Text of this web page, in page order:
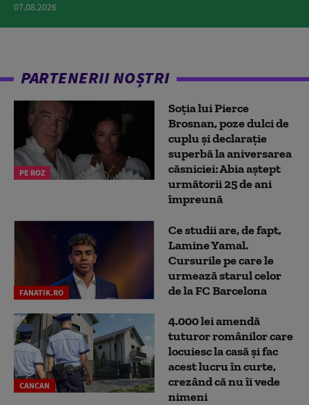
07.08.2026
PARTENERII NOȘTRI
PE ROZ
Soția lui Pierce
Brosnan, poze dulci de
cuplu și declarație
superbă la aniversarea
căsniciei: Abia aștept
următorii 25 de ani
împreună
FANATIK.RO
Ce studii are, de fapt,
Lamine Yamal.
Cursurile pe care le
urmează starul celor
de la FC Barcelona
CANCAN
4.000 lei amendă
tuturor românilor care
locuiesc la casă și fac
acest lucru în curte,
crezând că nu îi vede
nimeni